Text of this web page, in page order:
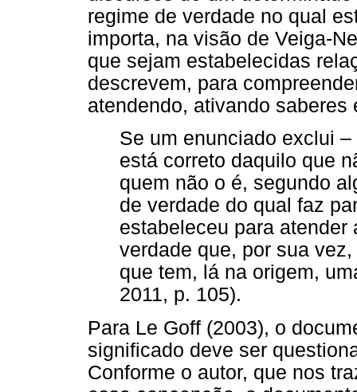
regime de verdade no qual
importa, na visão de Veiga-
que sejam estabelecidas
descrevem, para
atendendo, ativando
Se um enunciado exclui
está correto daquilo que
quem não o é, segundo
de verdade do qual faz
estabeleceu para
verdade que, por sua
que tem, lá na origem,
2011, p. 105).
Para Le Goff (2003), o
significado deve ser
Conforme o autor, que nos